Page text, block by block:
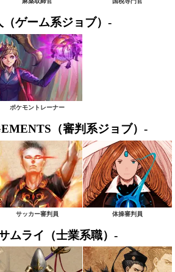
（ゲーム系ジョブ）-
ポケモントレーナー
（審判系ジョブ）-
サッカー審判員 体操審判員
ムライ（士業系職）-